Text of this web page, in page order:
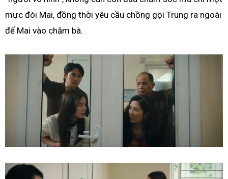
mực đòi Mai, đồng thời yêu cầu chồng gọi Trung ra ngoài
để Mai vào chăm bà.